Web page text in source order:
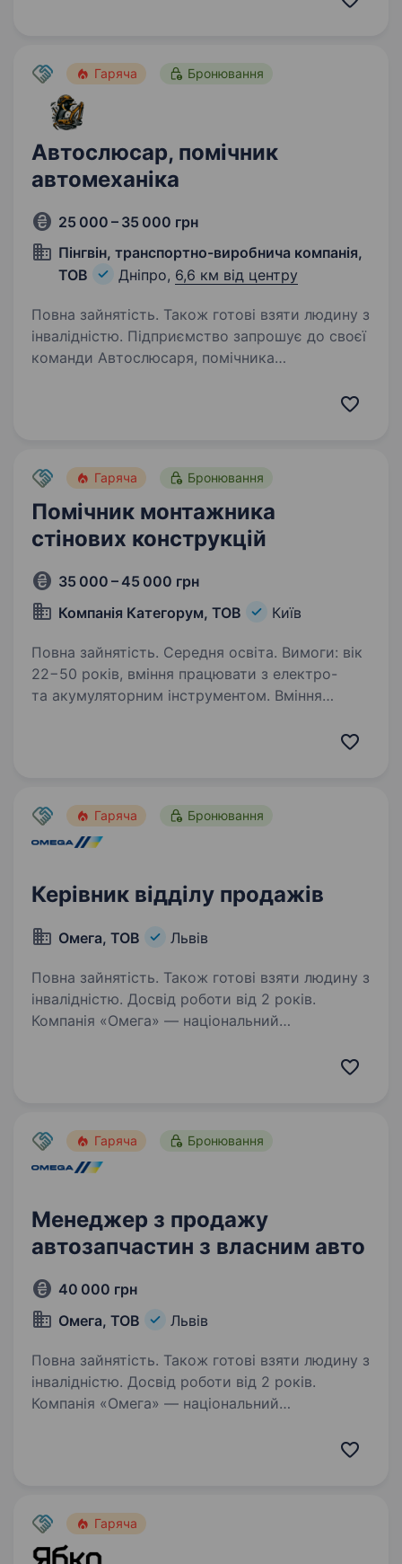
саме для тебе. Що ти будеш…
Гаряча Бронювання
Автослюсар, помічник
автомеханіка
25 000 – 35 000 грн
Пінгвін, транспортно-виробнича компанія,
ТОВ
Дніпро, 6,6 км від центру
Повна зайнятість. Також готові взяти людину з
інвалідністю. Підприємство запрошує до своєї
команди Автослюсаря, помічника
виробниче підприємство, що спеціалізується
Гаряча Бронювання
Помічник монтажника
стінових конструкцій
35 000 – 45 000 грн
Компанія Категорум, ТОВ
Київ
Повна зайнятість. Середня освіта. Вимоги: вік
22−50 років, вміння працювати з електро-
та акумуляторним інструментом. Вміння
Гаряча Бронювання
Керівник відділу продажів
Омега, ТОВ Львів
Повна зайнятість. Також готові взяти людину з
інвалідністю. Досвід роботи від 2 років.
Компанія «Омега» — національний
до нашої команди…
Гаряча Бронювання
Менеджер з продажу
автозапчастин з власним авто
40 000 грн
Омега, ТОВ
Львів
Повна зайнятість. Також готові взяти людину з
інвалідністю. Досвід роботи від 2 років.
Компанія «Омега» — національний
до нашої команди.…
Гаряча